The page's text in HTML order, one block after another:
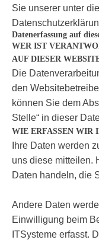
Sie unserer unter
Datenerfassung auf
WER IST
AUF DIESER
Die
den
können Sie dem
Stelle“ in dieser
WIE ERFASSEN WIR
Ihre Daten werden
uns diese mitteilen.
Daten handeln, die
Andere Daten
Einwilligung beim
ITSysteme erfasst.